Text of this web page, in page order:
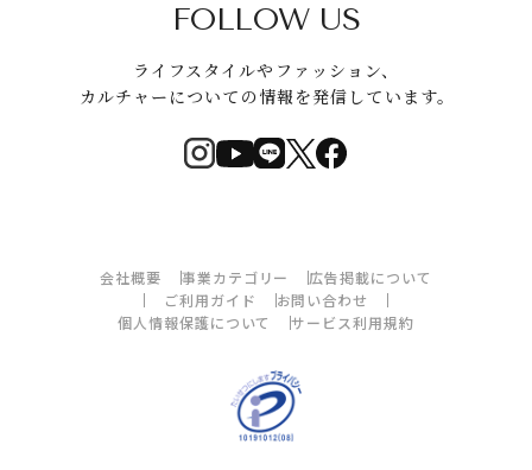
FOLLOW US
ライフスタイルやファッション、
カルチャーについての情報を発信しています。
会社概要 事業カテゴリー
広告掲載について
ご利用ガイド
お問い合わせ
個人情報保護について
サービス利用規約